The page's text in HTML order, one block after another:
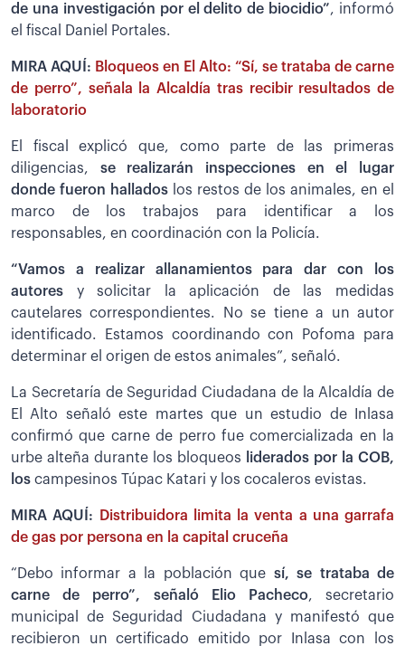
de una investigación por el delito de biocidio”, informó
el fiscal Daniel Portales.
MIRA AQUÍ: Bloqueos en El Alto: “Sí, se trataba de carne
de perro”, señala la Alcaldía tras recibir resultados de
laboratorio
El fiscal explicó que, como parte de las primeras
diligencias, se realizarán inspecciones en el lugar
donde fueron hallados los restos de los animales, en el
marco de los trabajos para identificar a los
responsables, en coordinación con la Policía.
“Vamos a realizar allanamientos para dar con los
autores y solicitar la aplicación de las medidas
cautelares correspondientes. No se tiene a un autor
identificado. Estamos coordinando con Pofoma para
determinar el origen de estos animales”, señaló.
La Secretaría de Seguridad Ciudadana de la Alcaldía de
El Alto señaló este martes que un estudio de Inlasa
confirmó que carne de perro fue comercializada en la
urbe alteña durante los bloqueos liderados por la COB,
los campesinos Túpac Katari y los cocaleros evistas.
MIRA AQUÍ:
Distribuidora limita la venta a una garrafa
de gas por persona en la capital cruceña
“Debo informar a la población que sí, se trataba de
carne de perro”, señaló Elio Pacheco, secretario
municipal de Seguridad Ciudadana y manifestó que
recibieron un certificado emitido por Inlasa con los